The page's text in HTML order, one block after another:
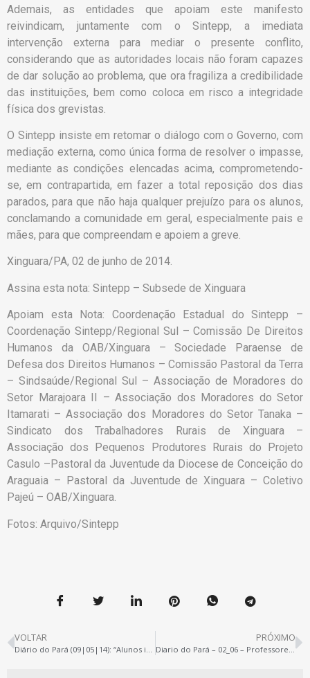
Ademais, as entidades que apoiam este manifesto
reivindicam, juntamente com o Sintepp, a imediata
intervenção externa para mediar o presente conflito,
considerando que as autoridades locais não foram capazes
de dar solução ao problema, que ora fragiliza a credibilidade
das instituições, bem como coloca em risco a integridade
física dos grevistas.
O Sintepp insiste em retomar o diálogo com o Governo, com
mediação externa, como única forma de resolver o impasse,
mediante as condições elencadas acima, comprometendo-
se, em contrapartida, em fazer a total reposição dos dias
parados, para que não haja qualquer prejuízo para os alunos,
conclamando a comunidade em geral, especialmente pais e
mães, para que compreendam e apoiem a greve.
Xinguara/PA, 02 de junho de 2014.
Assina esta nota: Sintepp – Subsede de Xinguara
Apoiam esta Nota: Coordenação Estadual do Sintepp –
Coordenação Sintepp/Regional Sul – Comissão De Direitos
Humanos da OAB/Xinguara – Sociedade Paraense de
Defesa dos Direitos Humanos – Comissão Pastoral da Terra
– Sindsaúde/Regional Sul – Associação de Moradores do
Setor Marajoara II – Associação dos Moradores do Setor
Itamarati – Associação dos Moradores do Setor Tanaka –
Sindicato dos Trabalhadores Rurais de Xinguara –
Associação dos Pequenos Produtores Rurais do Projeto
Casulo –Pastoral da Juventude da Diocese de Conceição do
Araguaia – Pastoral da Juventude de Xinguara – Coletivo
Pajeú – OAB/Xinguara.
Fotos: Arquivo/Sintepp
VOLTAR
Diário do Pará (09|05|14): “Alunos interditam a Almirante Barroso”
PRÓXIMO
Diario do Pará – 02_06 – Professores denunciam Semec